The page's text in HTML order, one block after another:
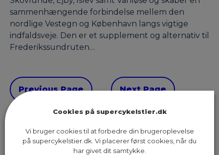
sammenhængende forbindelse mellem den
nordlige Vestegn og København langs vigtige
indfaldsveje. Den er et supplement og alternativ til
Frederikssundruten…
Previous Page Next Page
Cookies på supercykelstier.dk
Vi bruger cookies til at forbedre din brugeroplevelse
på supercykelstier.dk. Vi placerer først cookies, når du
har givet dit samtykke.